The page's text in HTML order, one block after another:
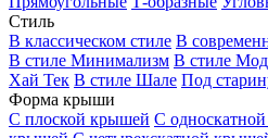
Стиль
В классическом стиле В
В стиле Минимализм В стиле
Хай Тек В стиле Шале Под
Форма крыши
С плоской крышей С